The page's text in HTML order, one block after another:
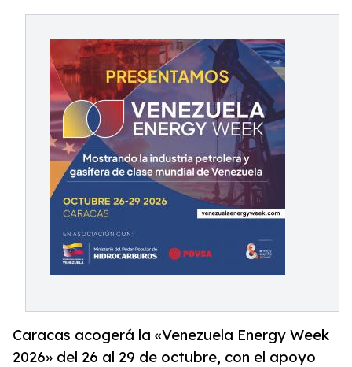
Caracas acogerá la «Venezuela Energy Week
2026» del 26 al 29 de octubre, con el apoyo